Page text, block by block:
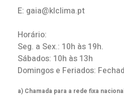
E: gaia@klclima.pt
Horário:
Seg. a Sex.: 10h às 19h.
Sábados: 10h às 13h
Domingos e Feriados:
a) Chamada para a rede fixa